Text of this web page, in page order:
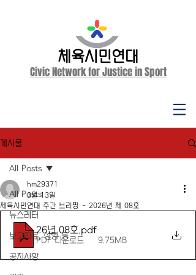
체육시민연대
Civic Network for Justice in Sport
게시물
All Posts
뉴스레터
보도자료, 성명 등
공지사항
All Posts
체육시민연대 주간 브리핑 - 2026년 제 08호
hm29371
3월 13일
26년 08호 .pdf
PDF 다운로드 • 9.75MB